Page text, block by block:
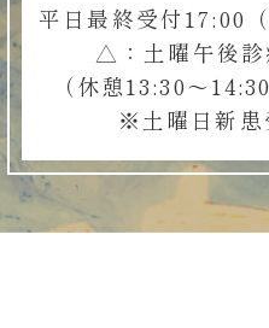
平日最終受付17:00
△：土曜午後
（休憩13:30～
※土曜日新患